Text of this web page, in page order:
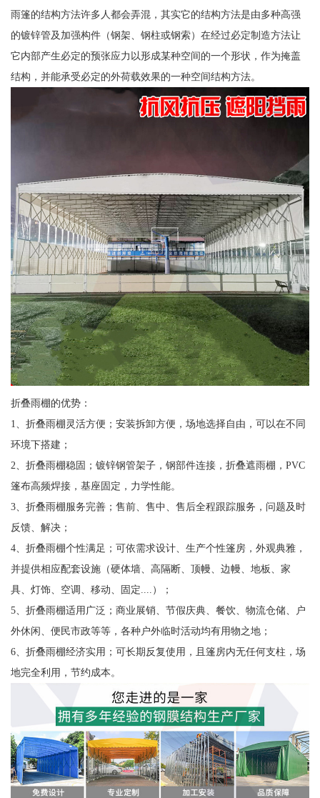
雨篷的结构方法许多人都会弄混，其实它的结构方法是由多种高强
的镀锌管及加强构件（钢架、钢柱或钢索）在经过必定制造方法让
它内部产生必定的预张应力以形成某种空间的一个形状，作为掩盖
结构，并能承受必定的外荷载效果的一种空间结构方法。
折叠雨棚的优势：
1、折叠雨棚灵活方便；安装拆卸方便，场地选择自由，可以在不同
环境下搭建；
2、折叠雨棚稳固；镀锌钢管架子，钢部件连接，折叠遮雨棚，PVC
篷布高频焊接，基座固定，力学性能。
3、折叠雨棚服务完善；售前、售中、售后全程跟踪服务，问题及时
反馈、解决；
4、折叠雨棚个性满足；可依需求设计、生产个性篷房，外观典雅，
并提供相应配套设施（硬体墙、高隔断、顶幔、边幔、地板、家
具、灯饰、空调、移动、固定....）；
5、折叠雨棚适用广泛；商业展销、节假庆典、餐饮、物流仓储、户
外休闲、便民市政等等，各种户外临时活动均有用物之地；
6、折叠雨棚经济实用；可长期反复使用，且篷房内无任何支柱，场
地完全利用，节约成本。